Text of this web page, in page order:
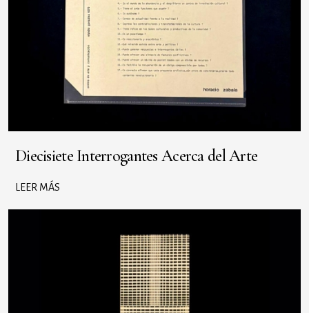
Diecisiete Interrogantes Acerca del Arte
LEER MÁS